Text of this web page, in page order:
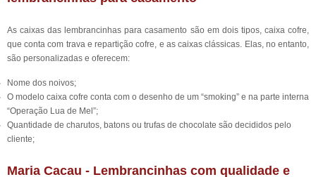
As caixas das lembrancinhas para casamento são em dois tipos, caixa cofre,
que conta com trava e repartição cofre, e as caixas clássicas. Elas, no entanto,
são personalizadas e oferecem:
Nome dos noivos;
O modelo caixa cofre conta com o desenho de um “smoking” e na parte interna
“Operação Lua de Mel”;
Quantidade de charutos, batons ou trufas de chocolate são decididos pelo
cliente;
Maria Cacau - Lembrancinhas com qualidade e